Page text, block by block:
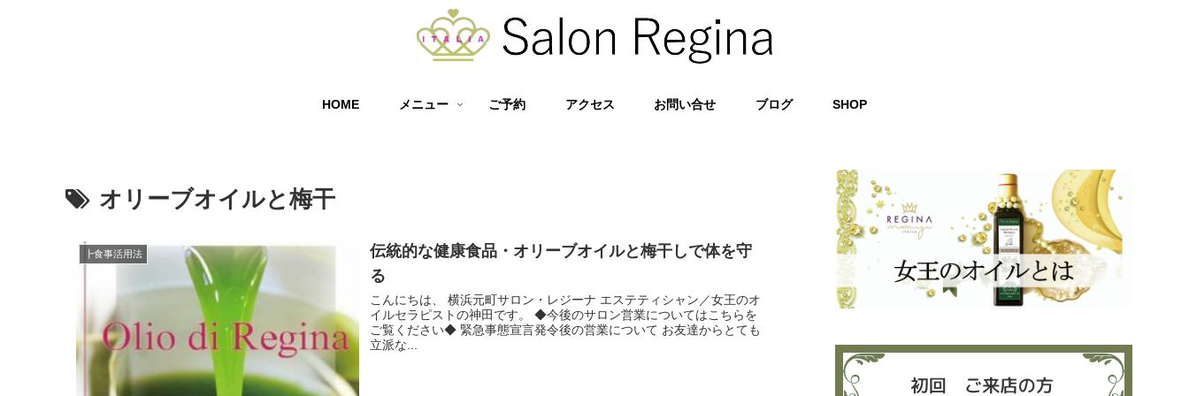
HOME メニュー ご予約 アクセス お問い合せ ブログ SHOP
オリーブオイルと梅干
┣食事活用法
伝統的な健康食品・オリーブオイルと梅干しで体を守
る
こんにちは、 横浜元町サロン・レジーナ エステティシャン／女王のオ
イルセラピストの神田です。 ◆今後のサロン営業についてはこちらを
ご覧ください◆ 緊急事態宣言発令後の営業について お友達からとても
立派な...